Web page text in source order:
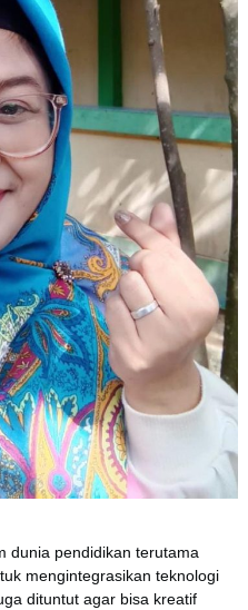
dunia pendidikan terutama
mengintegrasikan teknologi
dituntut agar bisa kreatif